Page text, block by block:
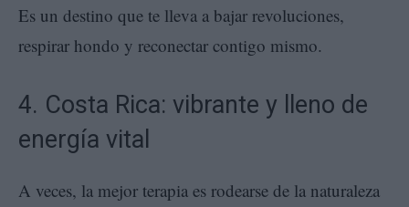
Es un destino que te lleva a bajar revoluciones,
respirar hondo y reconectar contigo mismo.
4. Costa Rica: vibrante y lleno de
energía vital
A veces, la mejor terapia es rodearse de la naturaleza